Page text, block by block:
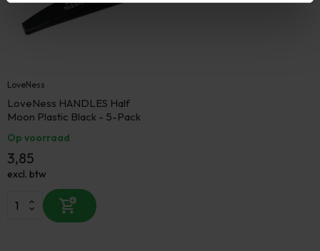
LoveNess
LoveNess HANDLES Half
Moon Plastic Black - 5-Pack
Op voorraad
3,85
excl. btw